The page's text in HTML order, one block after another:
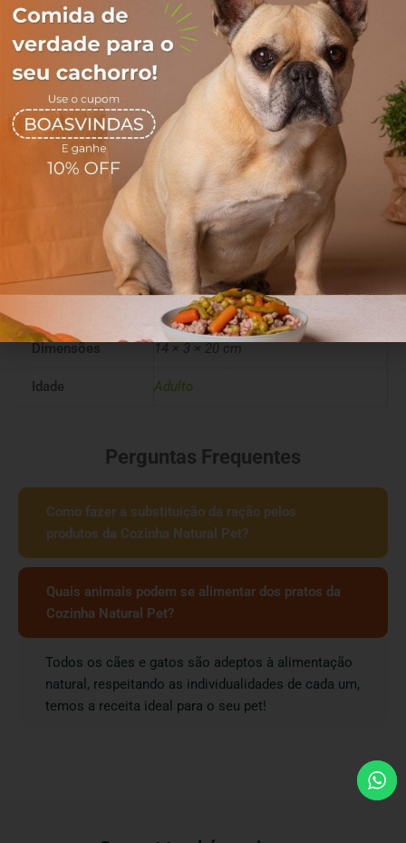
muito afeto através da alimentação.
Completos e nutritivos, nossos alimentos são capazes de
revolucionar a vida do seu melhor amigo!
Sem aditivos, sem conservantes e sem corantes.
Ingredientes
Carne bovina
Mais informações
60 g
Dimensões 14 × 3 × 20 cm
Idade Adulto
Perguntas Frequentes
Como fazer a substituição da ração pelos
produtos da Cozinha Natural Pet?
Quais animais podem se alimentar dos pratos da
Cozinha Natural Pet?
Todos os cães e gatos são adeptos à alimentação
natural, respeitando as individualidades de cada um,
temos a receita ideal para o seu pet!